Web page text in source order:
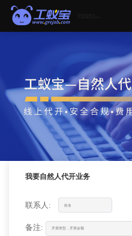
我要自然人代开业务
联系人:
备注: